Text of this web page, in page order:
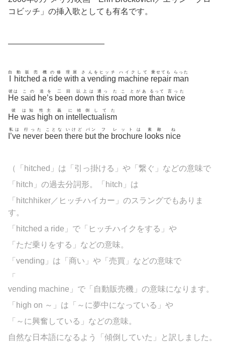
コビッチ」の挿入歌としても有名です。
————————————
自
hitched
動販売
a
機
ride
の修
with
理屋
a
さ
vending
んをヒッチ
machine
ハイクして
repair
乗せても
man
らった
He
彼は
said
この
he’s
道を
been
二回
down
以上は
this
通っ
road
たこ
more
とがあ
than
るって
twice
言った
He
彼
was
は知
high
性主
on
義
intellectualism
に傾倒してた
I’ve
私は
never
行った
been
ことな
there
いけど
but
パン
the
フ
brochure
レットは
looks
素敵
nice
ね
（「 hitched」は「引っ掛ける」や「繋ぐ」などの意味で
「hitch」の過去分詞形。「hitch」は
「hitchhiker／ヒッチハイカー」のスラングでもありま
す。
「hitched a ride」で「ヒッチハイクをする」や
「ただ乗りをする」などの意味。
「 vending」は「商い」や「売買」などの意味で
「
vending machine」で「自動販売機」の意味になります。
「high on ～」は「～に夢中になっている」や
「～に興奮している」などの意味。
自然な日本語になるよう「傾倒していた」と訳しました。